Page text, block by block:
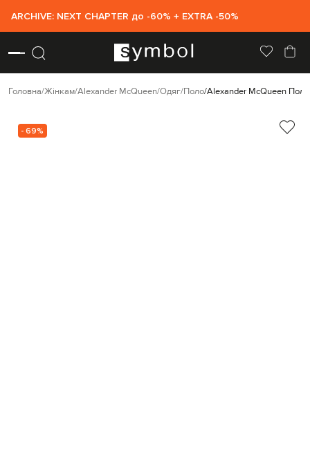
ARCHIVE: NEXT CHAPTER до -60% + EXTRA -50%
Головна Жінкам Alexander McQueen Одяг Поло Alexander McQueen Поло
- 69%